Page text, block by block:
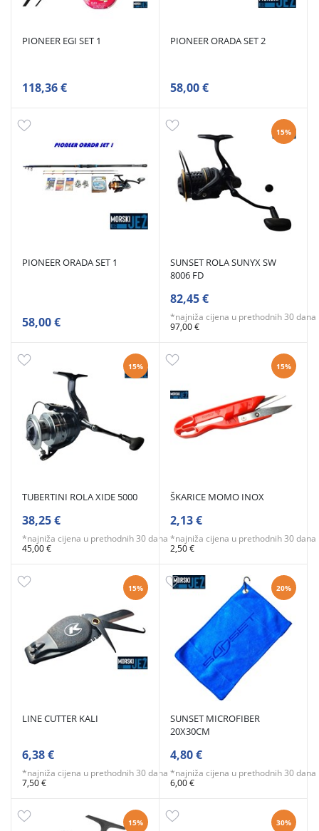
PIONEER EGI SET 1
118,36 €
PIONEER ORADA SET 2
58,00 €
PIONEER ORADA SET 1
58,00 €
15%
SUNSET ROLA SUNYX SW
8006 FD
82,45 €
*najniža cijena u prethodnih 30 dana
97,00 €
15%
TUBERTINI ROLA XIDE 5000
38,25 €
*najniža cijena u prethodnih 30 dana
45,00 €
15%
ŠKARICE MOMO INOX
2,13 €
*najniža cijena u prethodnih 30 dana
2,50 €
15%
LINE CUTTER KALI
6,38 €
*najniža cijena u prethodnih 30 dana
7,50 €
20%
SUNSET MICROFIBER
20X30CM
4,80 €
*najniža cijena u prethodnih 30 dana
6,00 €
15% 30%